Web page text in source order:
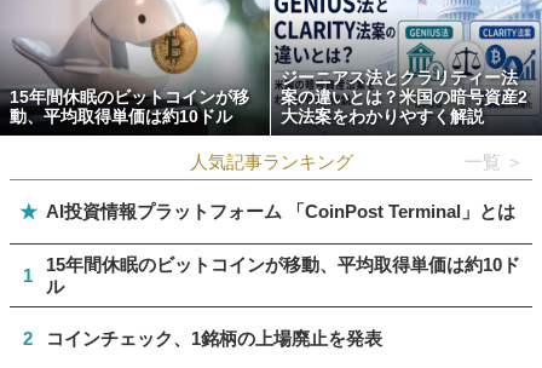
15年間休眠のビットコインが移
動、平均取得単価は約10ドル
ジーニアス法とクラリティー法
案の違いとは？米国の暗号資産2
大法案をわかりやすく解説
人気記事ランキング 一覧 ＞
★ AI投資情報プラットフォーム 「CoinPost Terminal」とは
1
15年間休眠のビットコインが移動、平均取得単価は約10ド
ル
2 コインチェック、1銘柄の上場廃止を発表